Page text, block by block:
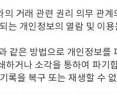
거래 관련 권리 의무 관
는 개인정보의 열람 및 이
같은 방법으로 개인정보를
하거나 소각을 통하여 파기
록을 복구 또는 재생할 수